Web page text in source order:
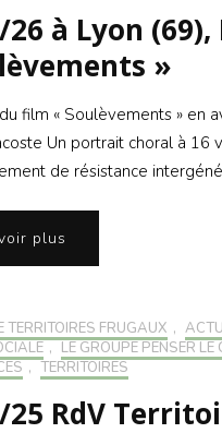
26 à Lyon
»
film « Soulèvements » en
Un portrait choral à
de résistance
plus
TERRITOIRES FRUGAUX ,
, LE GROUPE PENSER
, TERRITOIRES
25 RdV